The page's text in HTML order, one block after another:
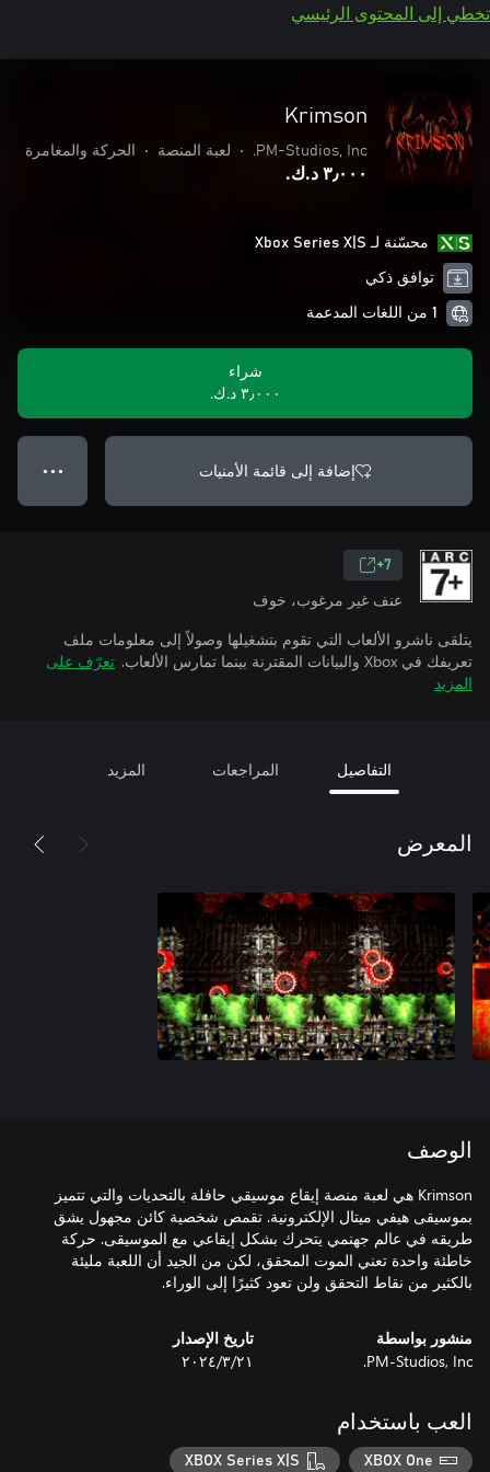
تخطي إلى المحتوى الرئيسي
Krimson
PM-Studios, Inc.
• لعبة المنصة • الحركة والمغامرة
٣٫٠٠٠ د.ك.‏
محسّنة لـ Xbox Series X|S
توافق ذكي
1 من اللغات المدعمة
شراء
٣٫٠٠٠ د.ك.‏
إضافة إلى قائمة الأمنيات ● ● ●
7+
عنف غير مرغوب، خوف
يتلقى ناشرو الألعاب التي تقوم بتشغيلها وصولاً إلى معلومات ملف
تعريفك في Xbox والبيانات المقترنة بينما تمارس الألعاب.
تعرّف على
المزيد
التفاصيل المراجعات المزيد
المعرض
الوصف
Krimson هي لعبة منصة إيقاع موسيقي حافلة بالتحديات والتي تتميز
بموسيقى هيفي ميتال الإلكترونية. تقمص شخصية كائن مجهول يشق
طريقه في عالم جهنمي يتحرك بشكل إيقاعي مع الموسيقى. حركة
خاطئة واحدة تعني الموت المحقق، لكن من الجيد أن اللعبة مليئة
بالكثير من نقاط التحقق ولن تعود كثيرًا إلى الوراء.
منشور بواسطة
PM-Studios, Inc.
تاريخ الإصدار
٢١‏/٣‏/٢٠٢٤
العب باستخدام
XBOX One
XBOX Series X|S